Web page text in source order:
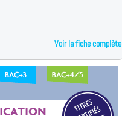
Voir la fiche complète